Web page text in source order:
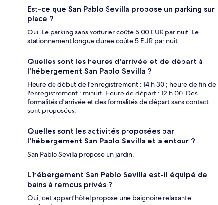
Est-ce que San Pablo Sevilla propose un parking sur
place ?
Oui. Le parking sans voiturier coûte 5.00 EUR par nuit. Le
stationnement longue durée coûte 5 EUR par nuit.
Quelles sont les heures d'arrivée et de départ à
l'hébergement San Pablo Sevilla ?
Heure de début de l'enregistrement : 14 h 30 ; heure de fin de
l'enregistrement : minuit. Heure de départ : 12 h 00. Des
formalités d'arrivée et des formalités de départ sans contact
sont proposées.
Quelles sont les activités proposées par
l'hébergement San Pablo Sevilla et alentour ?
San Pablo Sevilla propose un jardin.
L’hébergement San Pablo Sevilla est-il équipé de
bains à remous privés ?
Oui, cet appart'hôtel propose une baignoire relaxante